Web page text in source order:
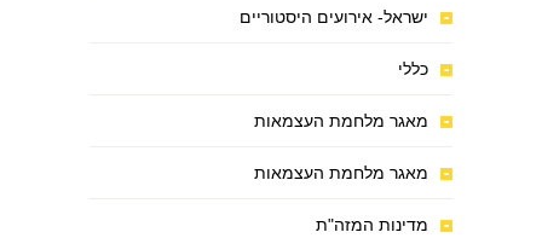
ישראל- אירועים היסטוריים
כללי
מאגר מלחמת העצמאות
מאגר מלחמת העצמאות
מדינות המזה"ת